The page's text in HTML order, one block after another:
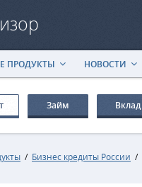
ПРОДУКТЫ НОВОСТИ
Займ Вклад
/ Бизнес кредиты России /